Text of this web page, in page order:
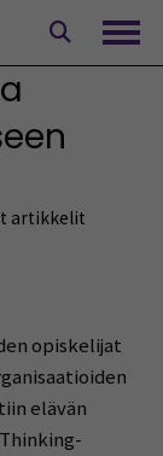
artikkelit
opiskelijat
elävän